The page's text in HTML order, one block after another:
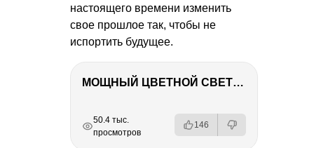
настоящего времени изменить
свое прошлое так, чтобы не
испортить будущее.
МОЩНЫЙ ЦВЕТНОЙ СВЕТ – NANLITE FC-500C
РЕКЛАМА
РЕКЛАМА
РЕКЛАМА
РЕКЛАМА
50.4 тыс.
просмотров
146